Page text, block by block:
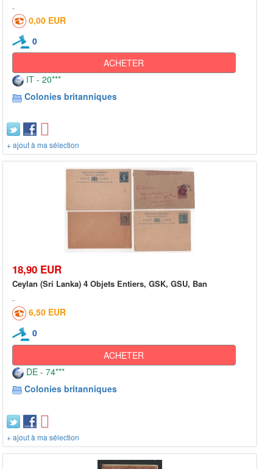
0,00 EUR
0
ACHETER
IT - 20***
Colonies britanniques
+ ajout à ma sélection
18,90 EUR
Ceylan (Sri Lanka) 4 Objets Entiers, GSK, GSU, Ban
6,50 EUR
0
ACHETER
DE - 74***
Colonies britanniques
+ ajout à ma sélection